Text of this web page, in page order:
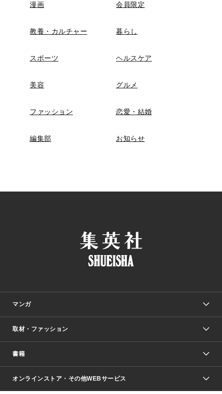
漫画 会員限定
教養・カルチャー 暮らし
スポーツ ヘルスケア
美容 グルメ
ファッション 恋愛・結婚
編集部 お知らせ
マンガ
少年マンガ
Vジャンプ
週刊ヤングジャンプ
少女マンガ
取材・ファッション
Seventeen
芸能・情報・スポーツ
書籍
文芸・文庫・総合
オンラインストア・その他WEBサービス